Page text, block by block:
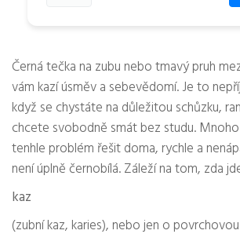
Černá tečka na zubu nebo tmavý pruh
vám kazí úsměv a sebevědomí. Je to
když se chystáte na důležitou schůzku,
chcete svobodně smát bez studu.
tenhle problém řešit doma, rychle a
není úplně černobílá. Záleží na tom, zda
kaz
(zubní kaz, karies), nebo jen o